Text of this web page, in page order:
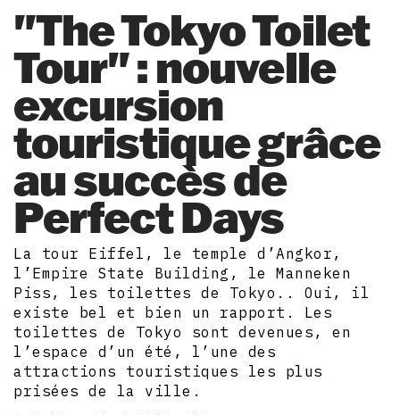
"The Tokyo Toilet
Tour" : nouvelle
excursion
touristique grâce
au succès de
Perfect Days
La tour Eiffel, le temple d’Angkor,
l’Empire State Building, le Manneken
Piss, les toilettes de Tokyo.. Oui, il
existe bel et bien un rapport. Les
toilettes de Tokyo sont devenues, en
l’espace d’un été, l’une des
attractions touristiques les plus
prisées de la ville.